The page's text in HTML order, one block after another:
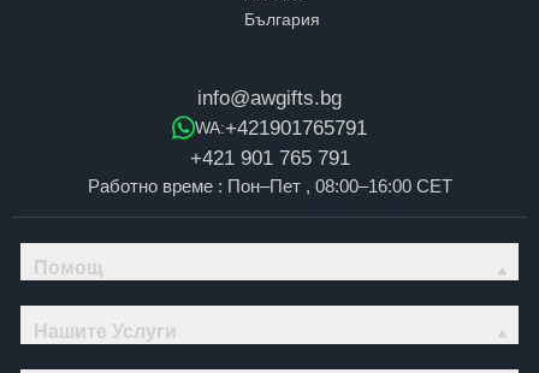
info@awgifts.bg
WA:+421901765791
+421 901 765 791
Работно време : Пон–Пет , 08:00–16:00 CET
Помощ
Нашите Услуги